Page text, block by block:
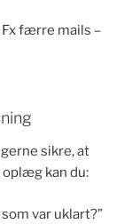
færre mails –
sikre, at
kan du:
var uklart?”